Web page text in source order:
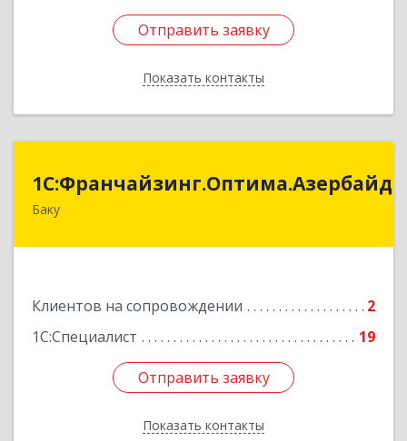
Отправить заявку
Показать контакты
Отправить заявку
Назад
Баку
Клиентов на сопровождении
2
1С:Специалист
19
Отправить заявку
Показать контакты
Отправить заявку
Назад